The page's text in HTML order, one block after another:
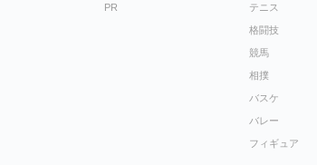
PR テニス
格闘技
競馬
相撲
バスケ
バレー
フィギュア